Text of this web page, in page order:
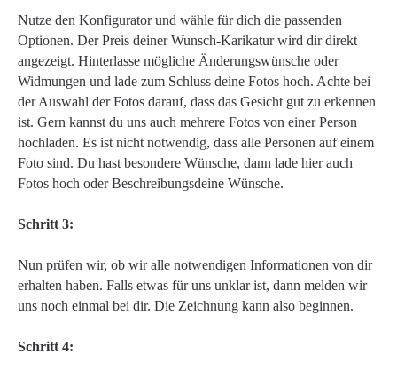
Nutze den Konfigurator und wähle für dich die passenden
Optionen. Der Preis deiner Wunsch-Karikatur wird dir direkt
angezeigt. Hinterlasse mögliche Änderungswünsche oder
Widmungen und lade zum Schluss deine Fotos hoch. Achte bei
der Auswahl der Fotos darauf, dass das Gesicht gut zu erkennen
ist. Gern kannst du uns auch mehrere Fotos von einer Person
hochladen. Es ist nicht notwendig, dass alle Personen auf einem
Foto sind. Du hast besondere Wünsche, dann lade hier auch
Fotos hoch oder Beschreibungsdeine Wünsche.
Schritt 3:
Nun prüfen wir, ob wir alle notwendigen Informationen von dir
erhalten haben. Falls etwas für uns unklar ist, dann melden wir
uns noch einmal bei dir. Die Zeichnung kann also beginnen.
Schritt 4: